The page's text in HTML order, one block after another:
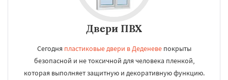
Двери ПВХ
Сегодня пластиковые двери в Деденевепокрыты
безопасной и не токсичной для человека пленкой,
которая выполняет защитную и декоративную функцию.